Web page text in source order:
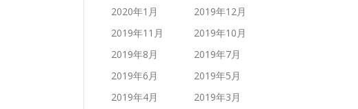
2020年1月
2019年12月
2019年11月
2019年10月
2019年8月
2019年7月
2019年6月
2019年5月
2019年4月
2019年3月